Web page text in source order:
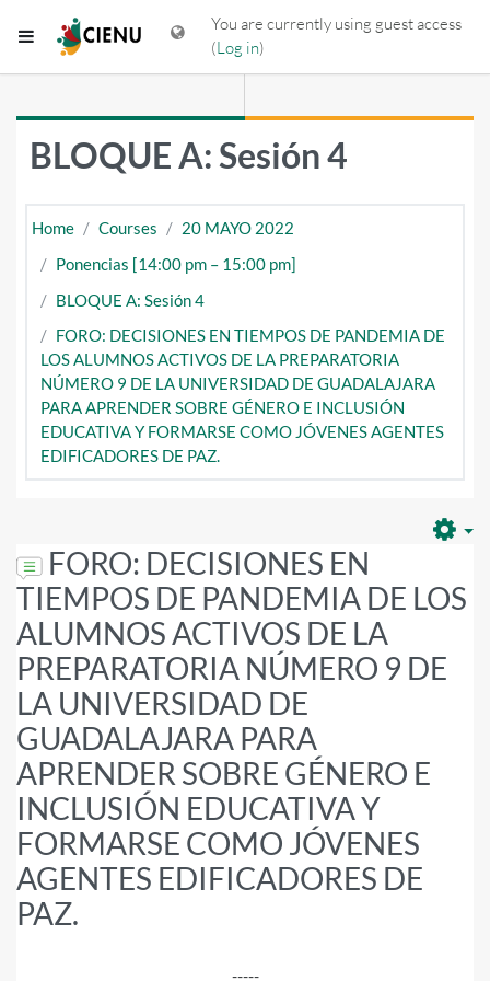
Side panel
You are currently using guest access
(Log in)
BLOQUE A: Sesión 4
Home Courses
20 MAYO 2022
Ponencias [14:00 pm – 15:00 pm]
BLOQUE A: Sesión 4
FORO: DECISIONES EN TIEMPOS DE PANDEMIA DE
LOS ALUMNOS ACTIVOS DE LA PREPARATORIA
NÚMERO 9 DE LA UNIVERSIDAD DE GUADALAJARA
PARA APRENDER SOBRE GÉNERO E INCLUSIÓN
EDUCATIVA Y FORMARSE COMO JÓVENES AGENTES
EDIFICADORES DE PAZ.
FORO: DECISIONES EN
TIEMPOS DE PANDEMIA DE LOS
ALUMNOS ACTIVOS DE LA
PREPARATORIA NÚMERO 9 DE
LA UNIVERSIDAD DE
GUADALAJARA PARA
APRENDER SOBRE GÉNERO E
INCLUSIÓN EDUCATIVA Y
FORMARSE COMO JÓVENES
AGENTES EDIFICADORES DE
PAZ.
-----